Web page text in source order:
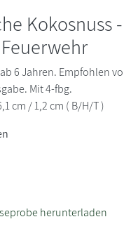
Kokosnuss -
6 Jahren. Empfohlen
Mit 4-fbg.
cm / 1,2 cm ( B/H/T )
herunterladen